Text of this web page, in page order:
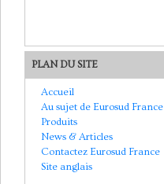
PLAN DU SITE
Accueil
Au sujet de Eurosud France
Produits
News & Articles
Contactez Eurosud France
Site anglais